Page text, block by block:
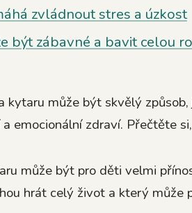
zvládnout stres a úzkost
být zábavné a bavit celou
kytaru může být skvělý
emocionální zdraví. Přečtěte
může být pro děti velmi
hrát celý život a který může